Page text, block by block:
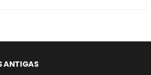
ANTIGAS